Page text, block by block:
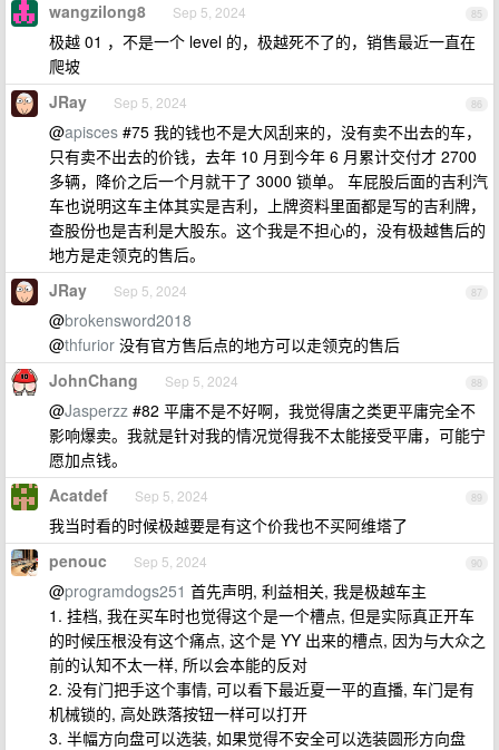
85
wangzilong8 Sep 5, 2024
极越 01 ，不是一个 level 的，极越死不了的，销售最近一直在
爬坡
86
JRay Sep 5, 2024
@apisces #75 我的钱也不是大风刮来的，没有卖不出去的车，
只有卖不出去的价钱，去年 10 月到今年 6 月累计交付才 2700
多辆，降价之后一个月就干了 3000 锁单。 车屁股后面的吉利汽
车也说明这车主体其实是吉利，上牌资料里面都是写的吉利牌，
查股份也是吉利是大股东。这个我是不担心的，没有极越售后的
地方是走领克的售后。
87
JRay Sep 5, 2024
@brokensword2018
@thfurior 没有官方售后点的地方可以走领克的售后
88
JohnChang Sep 5, 2024
@Jasperzz #82 平庸不是不好啊，我觉得唐之类更平庸完全不
影响爆卖。我就是针对我的情况觉得我不太能接受平庸，可能宁
愿加点钱。
89
Acatdef Sep 5, 2024
我当时看的时候极越要是有这个价我也不买阿维塔了
90
penouc Sep 5, 2024
@programdogs251 首先声明, 利益相关, 我是极越车主
1. 挂档, 我在买车时也觉得这个是一个槽点, 但是实际真正开车
的时候压根没有这个痛点, 这个是 YY 出来的槽点, 因为与大众之
前的认知不太一样, 所以会本能的反对
2. 没有门把手这个事情, 可以看下最近夏一平的直播, 车门是有
机械锁的, 高处跌落按钮一样可以打开
3. 半幅方向盘可以选装, 如果觉得不安全可以选装圆形方向盘